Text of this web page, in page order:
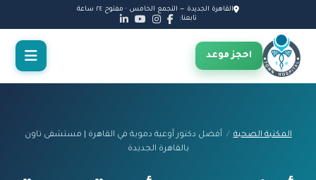
القاهرة الجديدة — التجمع الخامس · مفتوح ٢٤ ساعة
تابعنا:
احجز موعد
المكتبة الصحية / أفضل دكتور أوعية دموية في القاهرة | مستشفى تاون
بالقاهرة الجديدة